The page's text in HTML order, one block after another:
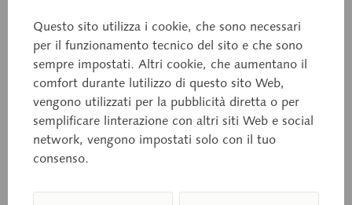
NS 20
Articolazione dell'anca
Questo sito utilizza i cookie, che sono necessari
per il funzionamento tecnico del sito e che sono
sempre impostati. Altri cookie, che aumentano il
comfort durante lutilizzo di questo sito Web,
vengono utilizzati per la pubblicità diretta o per
semplificare linterazione con altri siti Web e social
network, vengono impostati solo con il tuo
consenso.